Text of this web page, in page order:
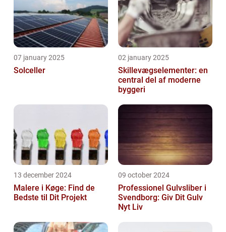
07 january 2025
Solceller
02 january 2025
Skillevægselementer: en
central del af moderne
byggeri
13 december 2024
Malere i Køge: Find de
Bedste til Dit Projekt
09 october 2024
Professionel Gulvsliber i
Svendborg: Giv Dit Gulv
Nyt Liv